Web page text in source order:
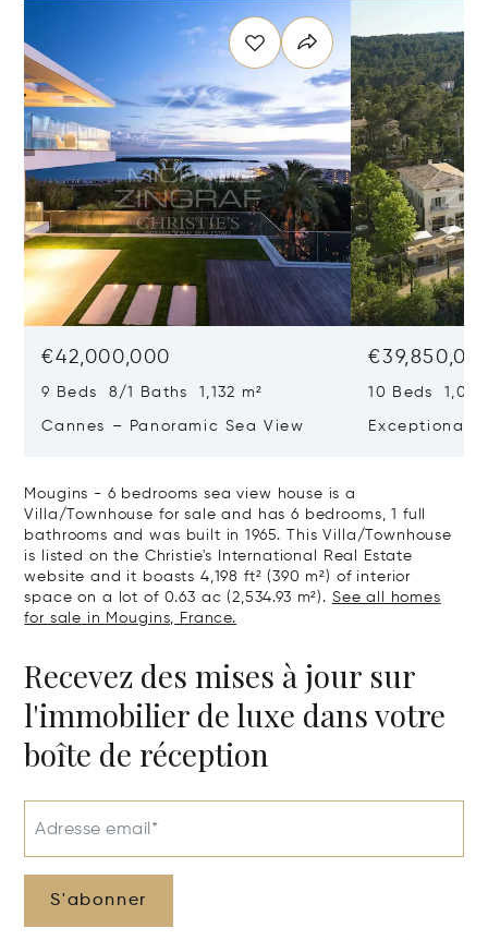
€42,000,000
9 Beds 8/1 Baths 1,132 m²
Cannes – Panoramic Sea View
10 Beds 1,020
Exceptional
Mougins - 6 bedrooms sea view house is a
Villa/Townhouse for sale and has 6 bedrooms, 1 full
bathrooms and was built in 1965. This Villa/Townhouse
is listed on the Christie's International Real Estate
website and it boasts 4,198 ft² (390 m²) of interior
space on a lot of 0.63 ac (2,534.93 m²). See all homes
for sale in Mougins, France.
Recevez des mises à jour sur
l'immobilier de luxe dans votre
boîte de réception
Adresse email*
S'abonner